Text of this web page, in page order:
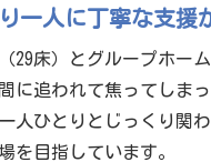
一人に丁寧な支援
29床）とグループホー
に追われて焦ってしま
人ひとりとじっくり関
を目指しています。